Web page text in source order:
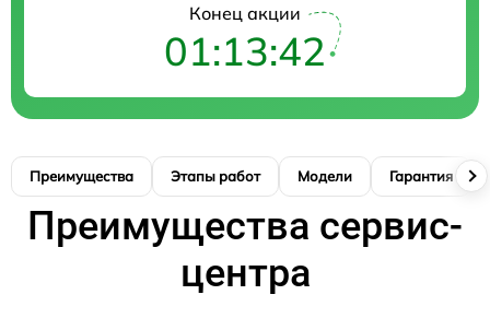
Конец акции
01:13:41
Преимущества Этапы работ Модели Гарантия
Преимущества сервис-
центра